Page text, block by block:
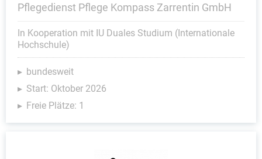
Pflegedienst Pflege Kompass Zarrentin GmbH
In Kooperation mit IU Duales Studium (Internationale
Hochschule)
bundesweit
Start: Oktober 2026
Freie Plätze: 1